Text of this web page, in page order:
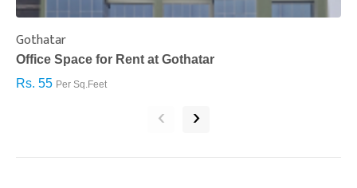
Gothatar
Office Space for Rent at Gothatar
Rs. 55 Per Sq.Feet
‹ ›